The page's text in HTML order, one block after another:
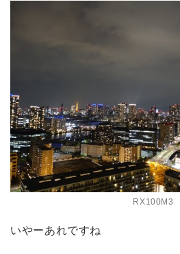
RX100M3
いやーあれですね